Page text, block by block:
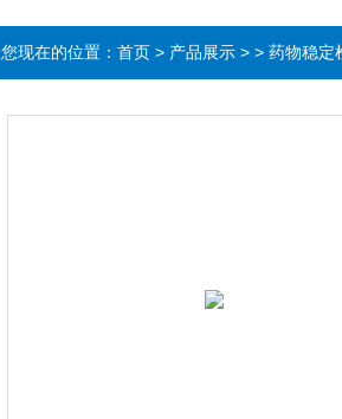
您现在的位置： 首页 > 产品展示 > > 药物稳定